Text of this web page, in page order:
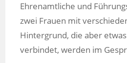
Ehrenamtliche und
zwei Frauen mit
Hintergrund, die aber
verbindet, werden im